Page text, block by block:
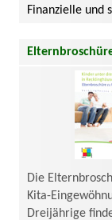
Finanzielle und
Die
Kita-
Dreijährige